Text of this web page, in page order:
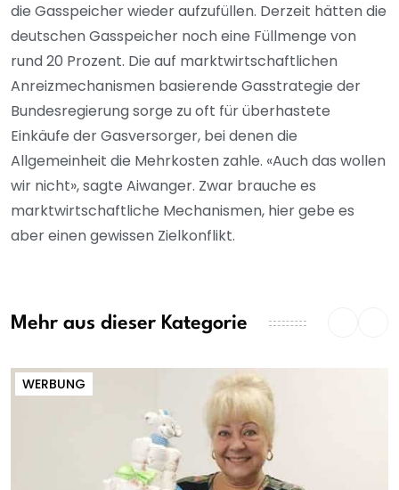
die Gasspeicher wieder aufzufüllen. Derzeit hätten die
deutschen Gasspeicher noch eine Füllmenge von
rund 20 Prozent. Die auf marktwirtschaftlichen
Anreizmechanismen basierende Gasstrategie der
Bundesregierung sorge zu oft für überhastete
Einkäufe der Gasversorger, bei denen die
Allgemeinheit die Mehrkosten zahle. «Auch das wollen
wir nicht», sagte Aiwanger. Zwar brauche es
marktwirtschaftliche Mechanismen, hier gebe es
aber einen gewissen Zielkonflikt.
Mehr aus dieser Kategorie
WERBUNG